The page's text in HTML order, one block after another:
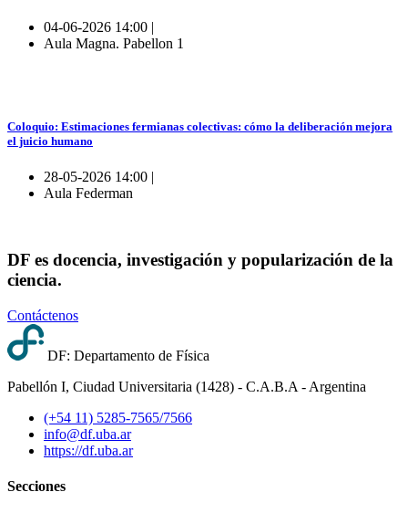
04-06-2026 14:00 |
Aula Magna. Pabellon 1
Coloquio: Estimaciones fermianas colectivas: cómo la deliberación mejora
el juicio humano
28-05-2026 14:00 |
Aula Federman
DF es docencia, investigación y popularización de la
ciencia.
Contáctenos
DF: Departamento de Física
Pabellón I, Ciudad Universitaria (1428) - C.A.B.A - Argentina
(+54 11) 5285-7565/7566
info@df.uba.ar
https://df.uba.ar
Secciones